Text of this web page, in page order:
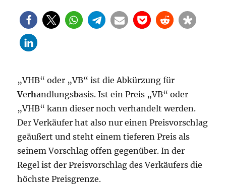
„VHB“ oder „VB“ ist die Abkürzung für
Verhandlungsbasis. Ist ein Preis „VB“ oder
„VHB“ kann dieser noch verhandelt werden.
Der Verkäufer hat also nur einen Preisvorschlag
geäußert und steht einem tieferen Preis als
seinem Vorschlag offen gegenüber. In der
Regel ist der Preisvorschlag des Verkäufers die
höchste Preisgrenze.